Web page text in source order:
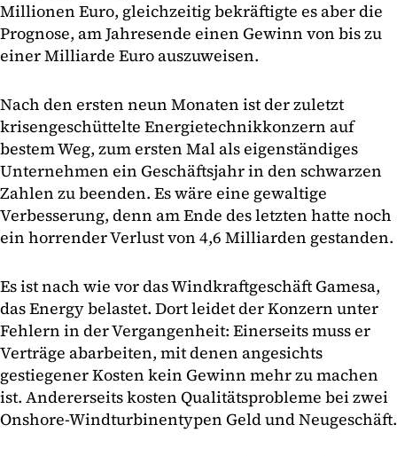
Millionen Euro, gleichzeitig bekräftigte es aber die
Prognose, am Jahresende einen Gewinn von bis zu
einer Milliarde Euro auszuweisen.
Nach den ersten neun Monaten ist der zuletzt
krisengeschüttelte Energietechnikkonzern auf
bestem Weg, zum ersten Mal als eigenständiges
Unternehmen ein Geschäftsjahr in den schwarzen
Zahlen zu beenden. Es wäre eine gewaltige
Verbesserung, denn am Ende des letzten hatte noch
ein horrender Verlust von 4,6 Milliarden gestanden.
Es ist nach wie vor das Windkraftgeschäft Gamesa,
das Energy belastet. Dort leidet der Konzern unter
Fehlern in der Vergangenheit: Einerseits muss er
Verträge abarbeiten, mit denen angesichts
gestiegener Kosten kein Gewinn mehr zu machen
ist. Andererseits kosten Qualitätsprobleme bei zwei
Onshore-Windturbinentypen Geld und Neugeschäft.